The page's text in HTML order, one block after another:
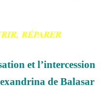
RÉPARER
et l’intercession
de Balasar